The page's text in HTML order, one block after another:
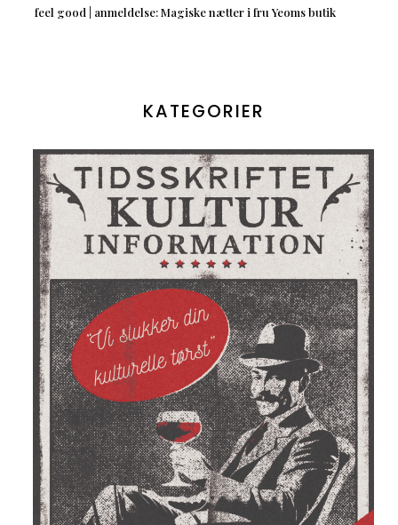
feel good | anmeldelse: Magiske nætter i fru Yeoms butik
KATEGORIER